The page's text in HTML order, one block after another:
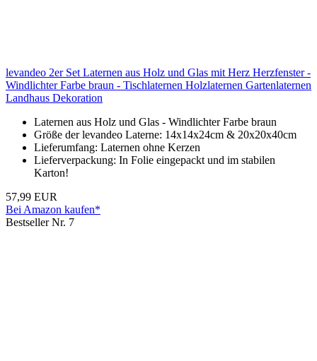
levandeo 2er Set Laternen aus Holz und Glas mit Herz Herzfenster -
Windlichter Farbe braun - Tischlaternen Holzlaternen Gartenlaternen
Landhaus Dekoration
Laternen aus Holz und Glas - Windlichter Farbe braun
Größe der levandeo Laterne: 14x14x24cm & 20x20x40cm
Lieferumfang: Laternen ohne Kerzen
Lieferverpackung: In Folie eingepackt und im stabilen
Karton!
57,99 EUR
Bei Amazon kaufen*
Bestseller Nr. 7